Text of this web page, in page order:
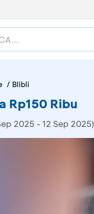
Blibli
Rp150 Ribu
2025 - 12 Sep 2025)